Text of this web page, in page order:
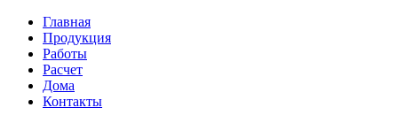
Главная
Продукция
Работы
Расчет
Дома
Контакты